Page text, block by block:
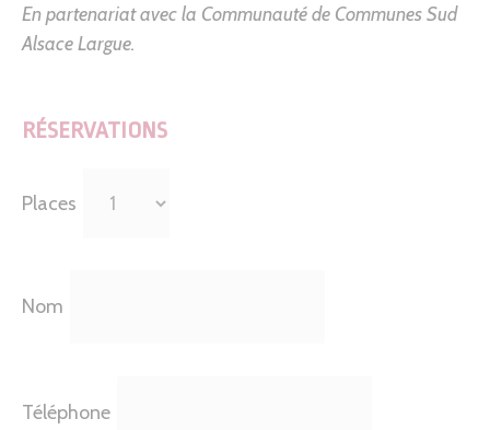
En partenariat avec la Communauté de Communes Sud
Alsace Largue.
RÉSERVATIONS
Places
Nom
Téléphone